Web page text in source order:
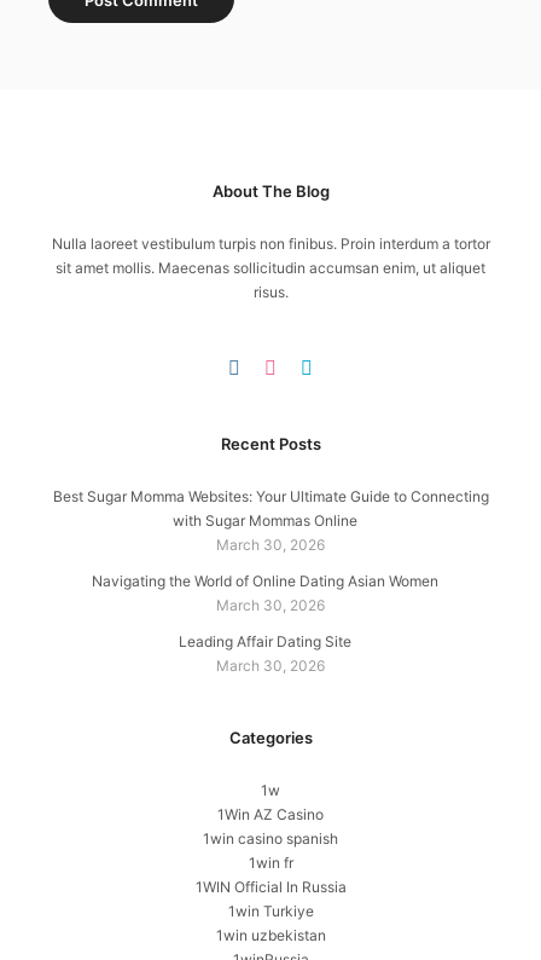
About The Blog
Nulla laoreet vestibulum turpis non finibus. Proin interdum a tortor
sit amet mollis. Maecenas sollicitudin accumsan enim, ut aliquet
risus.
Recent Posts
Best Sugar Momma Websites: Your Ultimate Guide to Connecting
with Sugar Mommas Online
March 30, 2026
Navigating the World of Online Dating Asian Women
March 30, 2026
Leading Affair Dating Site
March 30, 2026
Categories
1w
1Win AZ Casino
1win casino spanish
1win fr
1WIN Official In Russia
1win Turkiye
1win uzbekistan